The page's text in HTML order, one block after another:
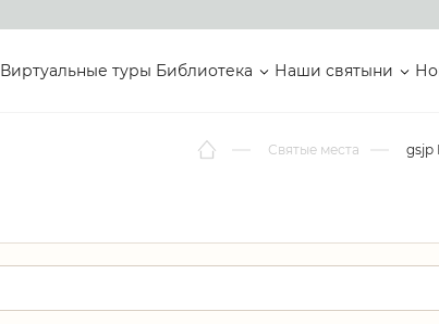
Виртуальные туры Библиотека Наши святыни
Святые места gsjp